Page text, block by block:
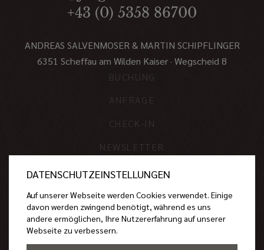
BUCHUNG
ANFRAGE
CHECK-IN
NEWSLETTER
+43 (0) 5358 86700
ANDREAS SALVENMOSER & MARTIN SCHIPFLINGER
6351 Scheffau am Wilden Kaiser · Wegscheid 8
SITEMAP
STUDIOELF.at
DATENSCHUTZEINSTELLUNGEN
Auf unserer Webseite werden Cookies verwendet. Einige
davon werden zwingend benötigt, während es uns
andere ermöglichen, Ihre Nutzererfahrung auf unserer
Webseite zu verbessern.